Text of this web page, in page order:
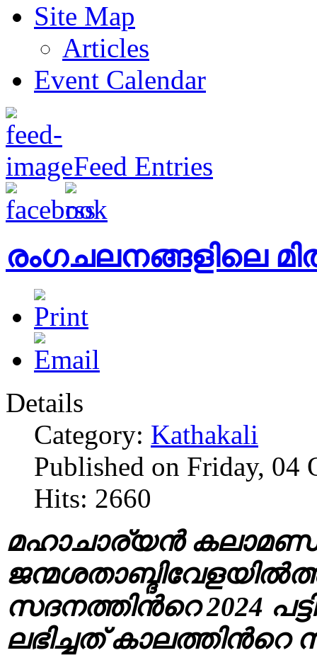
Site Map
Articles
Event Calendar
Feed Entries
രംഗചലനങ്ങളിലെ
Details
Category: Kathakali
Published on Friday, 04
Hits: 2660
മഹാചാര്യൻ
സദനത്തിൻറെ 2024
ലഭിച്ചത് കാലത്തിൻറെ